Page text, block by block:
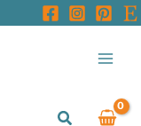
Suchen